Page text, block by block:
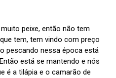
peixe, então não tem
tem, tem vindo com preço
pescando nessa época está
está se mantendo e nós
é a tilápia e o camarão de